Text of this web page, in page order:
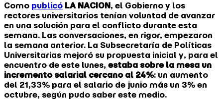
Como publicó LA NACION, el Gobierno y los
rectores universitarios tenían voluntad de avanzar
en una solución para el conflicto durante esta
semana. Las conversaciones, en rigor, empezaron
la semana anterior. La Subsecretaría de Políticas
Universitarias mejoró su propuesta inicial y, para el
encuentro de este lunes, estaba sobre la mesa un
incremento salarial cercano al 24%: un aumento
del 21,33% para el salario de junio más un 3% en
octubre, según pudo saber este medio.